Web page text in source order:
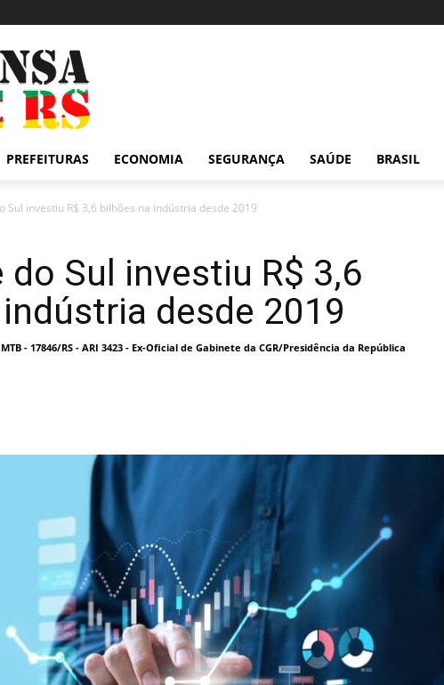
PREFEITURAS ECONOMIA SEGURANÇA SAÚDE BRASIL
Sul investiu R$ 3,6 bilhões na indústria desde 2019
do Sul investiu R$ 3,6
desde 2019
- 17846/RS - ARI 3423 - Ex-Oficial de Gabinete da CGR/Presidência da República